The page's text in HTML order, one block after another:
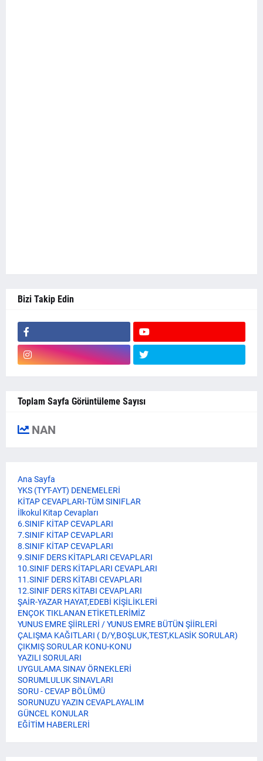
Bizi Takip Edin
Toplam Sayfa Görüntüleme Sayısı
NAN
Ana Sayfa
YKS (TYT-AYT) DENEMELERİ
KİTAP CEVAPLARI-TÜM SINIFLAR
İlkokul Kitap Cevapları
6.SINIF KİTAP CEVAPLARI
7.SINIF KİTAP CEVAPLARI
8.SINIF KİTAP CEVAPLARI
9.SINIF DERS KİTAPLARI CEVAPLARI
10.SINIF DERS KİTAPLARI CEVAPLARI
11.SINIF DERS KİTABI CEVAPLARI
12.SINIF DERS KİTABI CEVAPLARI
ŞAİR-YAZAR HAYAT,EDEBİ KİŞİLİKLERİ
ENÇOK TIKLANAN ETİKETLERİMİZ
YUNUS EMRE ŞİİRLERİ / YUNUS EMRE BÜTÜN ŞİİRLERİ
ÇALIŞMA KAĞITLARI ( D/Y,BOŞLUK,TEST,KLASİK SORULAR)
ÇIKMIŞ SORULAR KONU-KONU
YAZILI SORULARI
UYGULAMA SINAV ÖRNEKLERİ
SORUMLULUK SINAVLARI
SORU - CEVAP BÖLÜMÜ
SORUNUZU YAZIN CEVAPLAYALIM
GÜNCEL KONULAR
EĞİTİM HABERLERİ